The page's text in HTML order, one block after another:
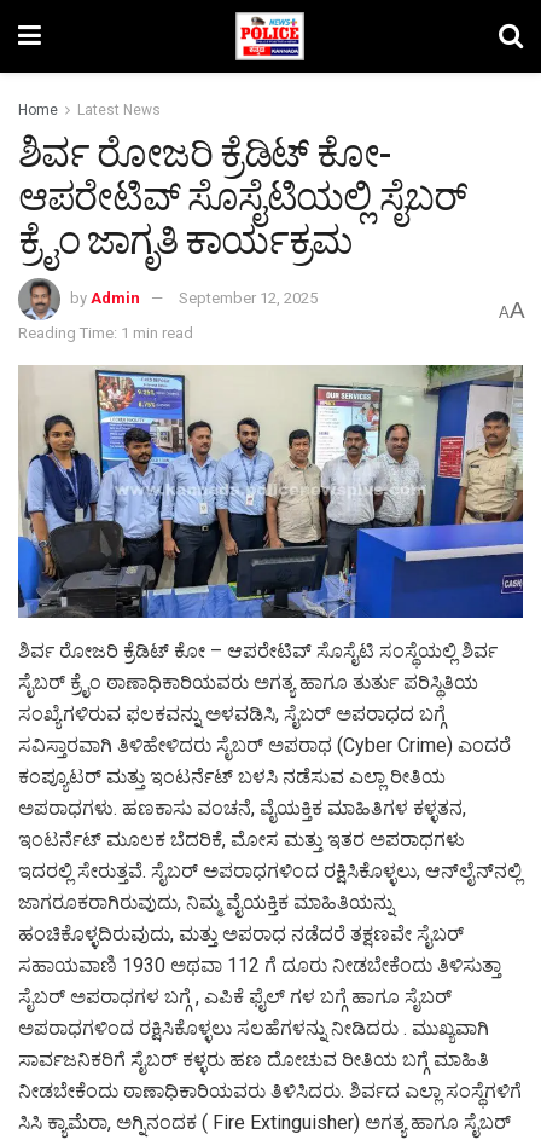
Home Latest News
ಶಿರ್ವ ರೋಜರಿ ಕ್ರೆಡಿಟ್ ಕೋ-
ಆಪರೇಟಿವ್ ಸೊಸೈಟಿಯಲ್ಲಿ ಸೈಬರ್
ಕ್ರೈಂ ಜಾಗೃತಿ ಕಾರ್ಯಕ್ರಮ
by Admin
September 12, 2025
Reading Time: 1 min read
AA
ಶಿರ್ವ ರೋಜರಿ ಕ್ರೆಡಿಟ್ ಕೋ – ಆಪರೇಟಿವ್ ಸೊಸೈಟಿ ಸಂಸ್ಥೆಯಲ್ಲಿ ಶಿರ್ವ
ಸೈಬರ್ ಕ್ರೈಂ ಠಾಣಾಧಿಕಾರಿಯವರು ಅಗತ್ಯ ಹಾಗೂ ತುರ್ತು ಪರಿಸ್ಥಿತಿಯ
ಸಂಖ್ಯೆಗಳಿರುವ ಫಲಕವನ್ನು ಅಳವಡಿಸಿ, ಸೈಬರ್ ಅಪರಾಧದ ಬಗ್ಗೆ
ಸವಿಸ್ತಾರವಾಗಿ ತಿಳಿಹೇಳಿದರು ಸೈಬರ್ ಅಪರಾಧ (Cyber Crime) ಎಂದರೆ
ಕಂಪ್ಯೂಟರ್ ಮತ್ತು ಇಂಟರ್ನೆಟ್ ಬಳಸಿ ನಡೆಸುವ ಎಲ್ಲಾ ರೀತಿಯ
ಅಪರಾಧಗಳು. ಹಣಕಾಸು ವಂಚನೆ, ವೈಯಕ್ತಿಕ ಮಾಹಿತಿಗಳ ಕಳ್ಳತನ,
ಇಂಟರ್ನೆಟ್ ಮೂಲಕ ಬೆದರಿಕೆ, ಮೋಸ ಮತ್ತು ಇತರ ಅಪರಾಧಗಳು
ಇದರಲ್ಲಿ ಸೇರುತ್ತವೆ. ಸೈಬರ್ ಅಪರಾಧಗಳಿಂದ ರಕ್ಷಿಸಿಕೊಳ್ಳಲು, ಆನ್‌ಲೈನ್‌ನಲ್ಲಿ
ಜಾಗರೂಕರಾಗಿರುವುದು, ನಿಮ್ಮ ವೈಯಕ್ತಿಕ ಮಾಹಿತಿಯನ್ನು
ಹಂಚಿಕೊಳ್ಳದಿರುವುದು, ಮತ್ತು ಅಪರಾಧ ನಡೆದರೆ ತಕ್ಷಣವೇ ಸೈಬರ್
ಸಹಾಯವಾಣಿ 1930 ಅಥವಾ 112 ಗೆ ದೂರು ನೀಡಬೇಕೆಂದು ತಿಳಿಸುತ್ತಾ
ಸೈಬರ್ ಅಪರಾಧಗಳ ಬಗ್ಗೆ , ಎಪಿಕೆ ಫೈಲ್ ಗಳ ಬಗ್ಗೆ ಹಾಗೂ ಸೈಬರ್
ಅಪರಾಧಗಳಿಂದ ರಕ್ಷಿಸಿಕೊಳ್ಳಲು ಸಲಹೆಗಳನ್ನು ನೀಡಿದರು . ಮುಖ್ಯವಾಗಿ
ಸಾರ್ವಜನಿಕರಿಗೆ ಸೈಬರ್ ಕಳ್ಳರು ಹಣ ದೋಚುವ ರೀತಿಯ ಬಗ್ಗೆ ಮಾಹಿತಿ
ನೀಡಬೇಕೆಂದು ಠಾಣಾಧಿಕಾರಿಯವರು ತಿಳಿಸಿದರು. ಶಿರ್ವದ ಎಲ್ಲಾ ಸಂಸ್ಥೆಗಳಿಗೆ
ಸಿಸಿ ಕ್ಯಾಮೆರಾ, ಅಗ್ನಿನಂದಕ ( Fire Extinguisher) ಅಗತ್ಯ ಹಾಗೂ ಸೈಬರ್